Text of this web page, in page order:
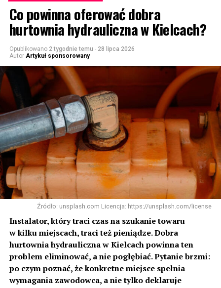
Co powinna oferować dobra
hurtownia hydrauliczna w Kielcach?
Opublikowano 2 tygodnie temu - 28 lipca 2026
Autor Artykuł sponsorowany
Źródło: unsplash.com Licencja: https://unsplash.com/license
Instalator, który traci czas na szukanie towaru
w kilku miejscach, traci też pieniądze. Dobra
hurtownia hydrauliczna w Kielcach powinna ten
problem eliminować, a nie pogłębiać. Pytanie brzmi:
po czym poznać, że konkretne miejsce spełnia
wymagania zawodowca, a nie tylko deklaruje